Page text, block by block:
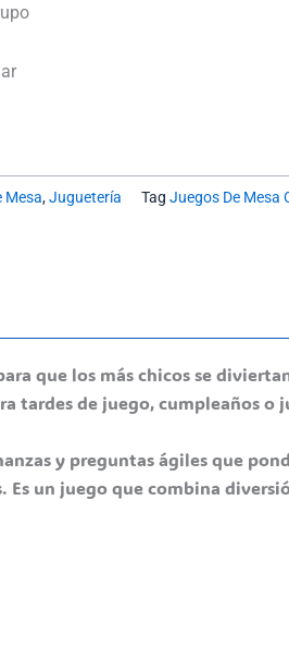
Mesa,Juguetería Tag Juegos De Mesa
que los más chicos se
tardes de juego, cumpleaños o
y preguntas ágiles que
un juego que combina